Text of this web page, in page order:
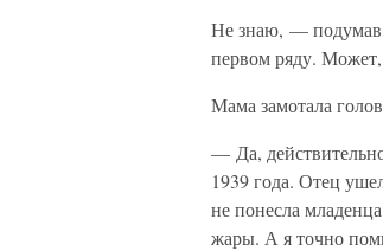
Не знаю, — подумав
первом ряду. Может,
Мама замотала
— Да,
1939 года. Отец
не понесла
жары. А я точно